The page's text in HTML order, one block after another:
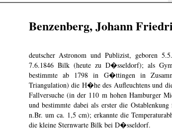
Benzenberg, Johann
deutscher Astronom und Publizist, geboren
7.6.1846 Bilk (heute zu D�sseldorf); als
bestimmte ab 1798 in G�ttingen in
Triangulation) die H�he des Aufleuchtens und
Fallversuche (in der 110 m hohen Hamburger
und bestimmte dabei als erster die
n.Br. um ca. 1,5 cm); erkannte die
die kleine Sternwarte Bilk bei D�sseldorf.